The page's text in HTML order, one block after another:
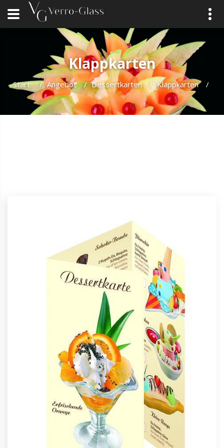
Klappkarten
Start / Angebot / Dessertkarten / Klappkarten /